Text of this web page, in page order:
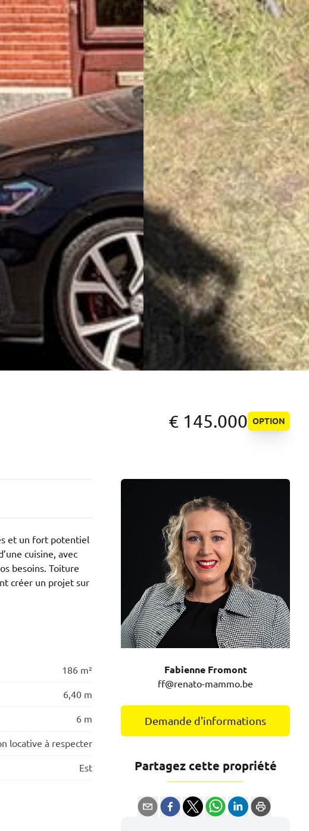
€ 145.000 OPTION
et un fort potentiel
cuisine, avec
besoins. Toiture
créer un projet sur
186 m²
6,40 m
6 m
locative à respecter
Est
Fabienne Fromont
ff@renato-mammo.be
Demande d'informations
Partagez cette propriété